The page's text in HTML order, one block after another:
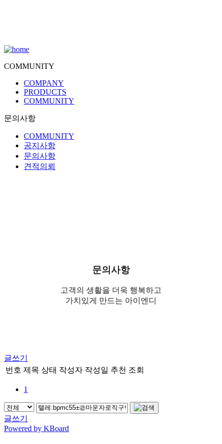
COMMUNITY
COMPANY
PRODUCTS
COMMUNITY
문의사항
COMMUNITY
공지사항
문의사항
견적의뢰
문의사항
고객의 생활을 더욱 행복하고
가치있게 만드는 아이엔디
글쓰기
번호 제목 상태 작성자 작성일 추천 조회
1
글쓰기
Powered by KBoard